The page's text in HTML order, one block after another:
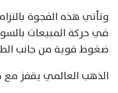
وتأتي هذه الفجوة
في حركة المبيعات
ضغوط قوية من جانب
الذهب العالمي يقفز